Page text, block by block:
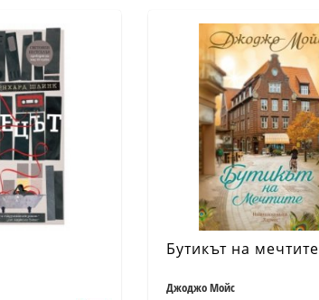
Бутикът на мечтите
Джоджо Мойс